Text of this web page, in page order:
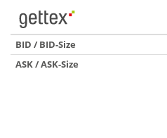
BID / BID-Size
ASK / ASK-Size